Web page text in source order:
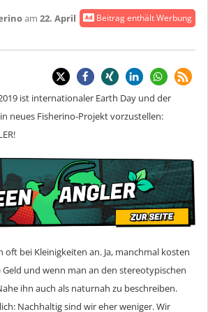
Beitrag enthält Werbung
am 22. April
ist internationaler Earth Day und der
neues Fisherino-Projekt vorzustellen:
oft bei Kleinigkeiten an. Ja, manchmal kosten
und wenn man an den stereotypischen
ihn auch als naturnah zu beschreiben.
Nachhaltig sind wir eher weniger. Wir